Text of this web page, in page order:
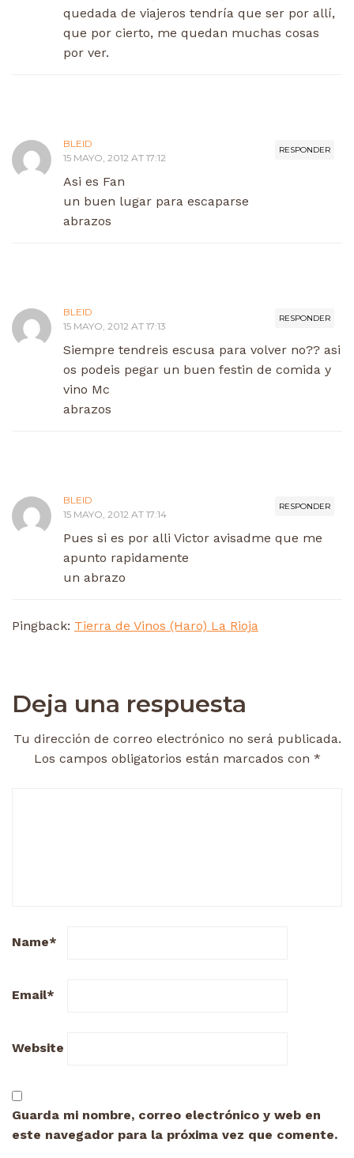
quedada de viajeros tendría que ser por allí,
que por cierto, me quedan muchas cosas
por ver.
RESPONDER
BLEID
15 MAYO, 2012 AT 17:12
Asi es Fan
un buen lugar para escaparse
abrazos
RESPONDER
BLEID
15 MAYO, 2012 AT 17:13
Siempre tendreis escusa para volver no?? asi
os podeis pegar un buen festin de comida y
vino Mc
abrazos
RESPONDER
BLEID
15 MAYO, 2012 AT 17:14
Pues si es por alli Victor avisadme que me
apunto rapidamente
un abrazo
Pingback: Tierra de Vinos (Haro) La Rioja
Deja una respuesta
Tu dirección de correo electrónico no será publicada.
Los campos obligatorios están marcados con *
Name*
Email*
Website
Guarda mi nombre, correo electrónico y web en
este navegador para la próxima vez que comente.